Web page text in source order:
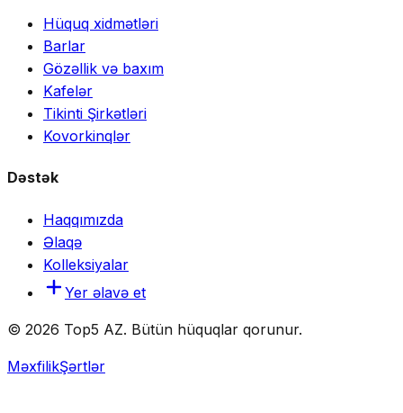
Hüquq xidmətləri
Barlar
Gözəllik və baxım
Kafelər
Tikinti Şirkətləri
Kovorkinqlər
Dəstək
Haqqımızda
Əlaqə
Kolleksiyalar
Yer əlavə et
© 2026 Top5 AZ. Bütün hüquqlar qorunur.
MəxfilikŞərtlər